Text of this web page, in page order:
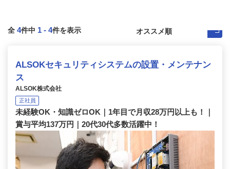
全 4件中 1 - 4件を表示
ALSOKセキュリティシステムの設置・メンテナン
ス
ALSOK株式会社
正社員
未経験OK・知識ゼロOK｜1年目で月収28万円以上も！｜
賞与平均137万円｜20代30代多数活躍中！